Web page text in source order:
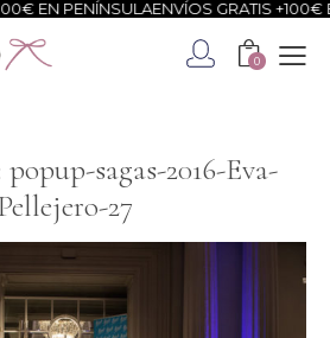
EN PENÍNSULAENVÍOS GRATIS +100€
0
sagas-2016-Eva-
27